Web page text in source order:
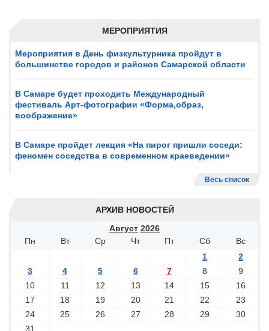
МЕРОПРИЯТИЯ
Мероприятия в День физкультурника пройдут в
большинстве городов и районов Самарской области
В Самаре будет проходить Международный
фестиваль Арт-фотографии «Форма,образ,
воображение»
В Самаре пройдет лекция «На пирог пришли соседи:
феномен соседства в современном краеведении»
Весь список
АРХИВ НОВОСТЕЙ
Август 2026
Пн
Вт Ср Чт Пт Сб
Вс
1
2
3
4 5 6 7 8
9
10
11 12 13 14 15
16
17
18 19 20 21 22
23
24
25 26 27 28 29
30
31